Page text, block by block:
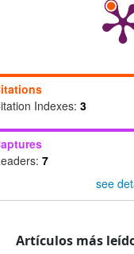
Indexes: 3
7
see
Artículos más